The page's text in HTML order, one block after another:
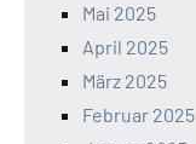
Mai 2025
April 2025
März 2025
Februar 2025